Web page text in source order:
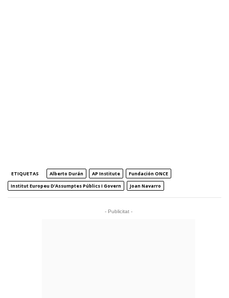
ETIQUETAS Alberto Durán AP Institute
Fundación ONCE
Institut Europeu D’Assumptes Públics I Govern
Joan Navarro
- Publicitat -